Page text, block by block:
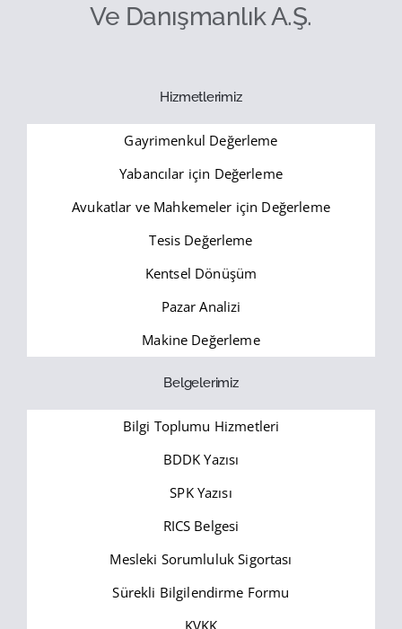
Ve Danışmanlık A.Ş.
Hizmetlerimiz
Gayrimenkul Değerleme
Yabancılar için Değerleme
Avukatlar ve Mahkemeler için Değerleme
Tesis Değerleme
Kentsel Dönüşüm
Pazar Analizi
Makine Değerleme
Belgelerimiz
Bilgi Toplumu Hizmetleri
BDDK Yazısı
SPK Yazısı
RICS Belgesi
Mesleki Sorumluluk Sigortası
Sürekli Bilgilendirme Formu